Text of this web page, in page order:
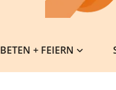
BETEN + FEIERN